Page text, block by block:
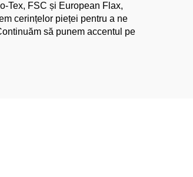
Tex, FSC și European Flax,
cerințelor pieței pentru a ne
să punem accentul pe